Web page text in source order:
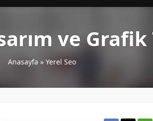
ve Grafik
Anasayfa » Yerel Seo